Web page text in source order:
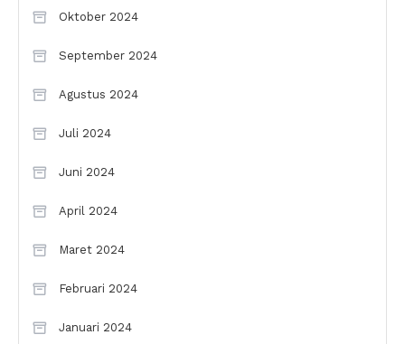
Oktober 2024
September 2024
Agustus 2024
Juli 2024
Juni 2024
April 2024
Maret 2024
Februari 2024
Januari 2024